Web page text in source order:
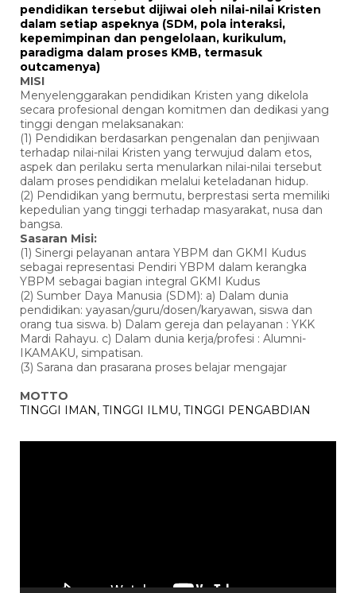
pendidikan tersebut dijiwai oleh nilai-nilai Kristen
dalam setiap aspeknya (SDM, pola interaksi,
kepemimpinan dan pengelolaan, kurikulum,
paradigma dalam proses KMB, termasuk
outcamenya)
MISI
Menyelenggarakan pendidikan Kristen yang dikelola
secara profesional dengan komitmen dan dedikasi yang
tinggi dengan melaksanakan:
(1) Pendidikan berdasarkan pengenalan dan penjiwaan
terhadap nilai-nilai Kristen yang terwujud dalam etos,
aspek dan perilaku serta menularkan nilai-nilai tersebut
dalam proses pendidikan melalui keteladanan hidup.
(2) Pendidikan yang bermutu, berprestasi serta memiliki
kepedulian yang tinggi terhadap masyarakat, nusa dan
bangsa.
Sasaran Misi:
(1) Sinergi pelayanan antara YBPM dan GKMI Kudus
sebagai representasi Pendiri YBPM dalam kerangka
YBPM sebagai bagian integral GKMI Kudus
(2) Sumber Daya Manusia (SDM): a) Dalam dunia
pendidikan: yayasan/guru/dosen/karyawan, siswa dan
orang tua siswa. b) Dalam gereja dan pelayanan : YKK
Mardi Rahayu. c) Dalam dunia kerja/profesi : Alumni-
IKAMAKU, simpatisan.
(3) Sarana dan prasarana proses belajar mengajar
MOTTO
TINGGI IMAN, TINGGI ILMU, TINGGI PENGABDIAN